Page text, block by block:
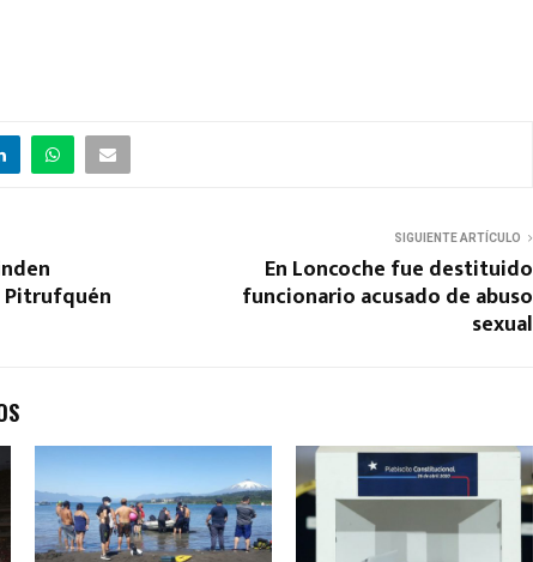
Pitrufquén
SIGUIENTE ARTÍCULO
En Loncoche fue destituido
funcionario acusado de abuso
sexual